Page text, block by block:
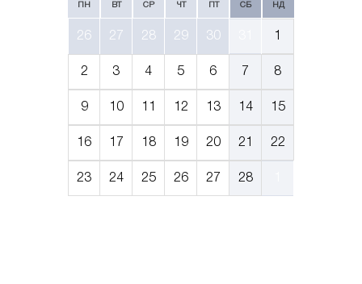
ПН ВТ СР ЧТ ПТ СБ НД
26 27 28 29 30 1
2 3 4 5 6 7 8
9 10 11 12 13 14 15
16 17 18 19 20 21 22
23 24 25 26 27 28